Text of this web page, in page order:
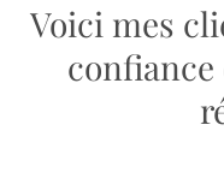
Voici mes
confiance